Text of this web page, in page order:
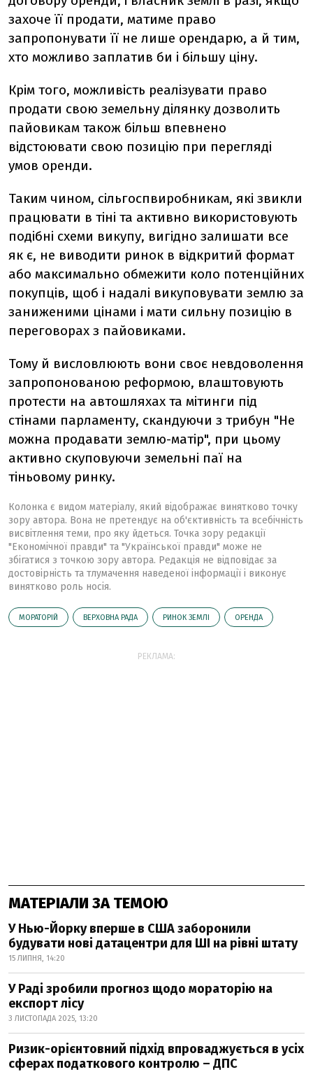
захоче її продати, матиме право
запропонувати її не лише орендарю, а й тим,
хто можливо заплатив би і більшу ціну.
Крім того, можливість реалізувати право
продати свою земельну ділянку дозволить
пайовикам також більш впевнено
відстоювати свою позицію при перегляді
умов оренди.
Таким чином, сільгоспвиробникам, які звикли
працювати в тіні та активно використовують
подібні схеми викупу, вигідно залишати все
як є, не виводити ринок в відкритий формат
або максимально обмежити коло потенційних
покупців, щоб і надалі викуповувати землю за
заниженими цінами і мати сильну позицію в
переговорах з пайовиками.
Тому й висловлюють вони своє невдоволення
запропонованою реформою, влаштовують
протести на автошляхах та мітинги під
стінами парламенту, скандуючи з трибун "Не
можна продавати землю-матір", при цьому
активно скуповуючи земельні паї на
тіньовому ринку.
Колонка є видом матеріалу, який відображає винятково точку
зору автора. Вона не претендує на об'єктивність та всебічність
висвітлення теми, про яку йдеться. Точка зору редакції
"Економічної правди" та "Української правди" може не
збігатися з точкою зору автора. Редакція не відповідає за
достовірність та тлумачення наведеної інформації і виконує
винятково роль носія.
МОРАТОРІЙ ВЕРХОВНА РАДА РИНОК ЗЕМЛІ ОРЕНДА
РЕКЛАМА:
МАТЕРІАЛИ ЗА ТЕМОЮ
У Нью-Йорку вперше в США заборонили
будувати нові датацентри для ШІ на рівні штату
15 ЛИПНЯ, 14:20
У Раді зробили прогноз щодо мораторію на
експорт лісу
3 ЛИСТОПАДА 2025, 13:20
Ризик-орієнтовний підхід впроваджується в усіх
сферах податкового контролю – ДПС